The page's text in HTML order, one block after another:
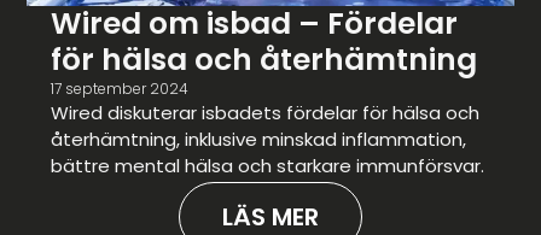
Wired om isbad – Fördelar
för hälsa och återhämtning
17 september 2024
Wired diskuterar isbadets fördelar för hälsa och
återhämtning, inklusive minskad inflammation,
bättre mental hälsa och starkare immunförsvar.
LÄS MER